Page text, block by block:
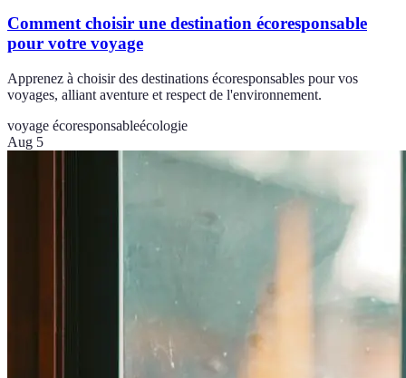
Comment choisir une destination écoresponsable
pour votre voyage
Apprenez à choisir des destinations écoresponsables pour vos
voyages, alliant aventure et respect de l'environnement.
voyage écoresponsableécologie
Aug 5